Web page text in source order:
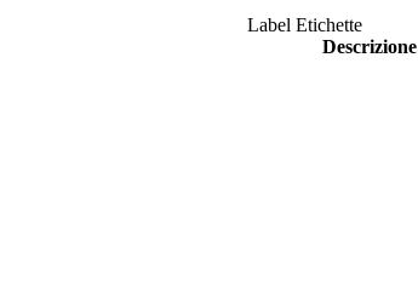
Label Etichette
Descrizione